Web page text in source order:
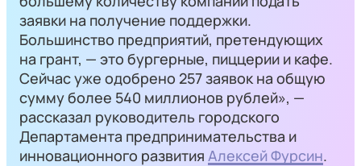
заявки на получение поддержки.
Большинство предприятий, претендующих
на грант, — это бургерные, пиццерии и кафе.
Сейчас уже одобрено 257 заявок на общую
сумму более 540 миллионов рублей», —
рассказал руководитель городского
Департамента предпринимательства и
инновационного развития Алексей Фурсин.